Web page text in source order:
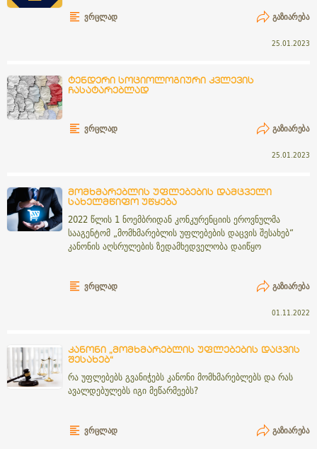
ᲕᲠᲪᲚᲐᲓ ᲒᲐᲖᲘᲐᲠᲔᲑᲐ
25.01.2023
ტენდერი სოციოლოგიური კვლევის
ჩასატარებლად
ᲕᲠᲪᲚᲐᲓ ᲒᲐᲖᲘᲐᲠᲔᲑᲐ
25.01.2023
მომხმარებლის უფლებების დამცველი
სახელმწიფო უწყება
2022 წლის 1 ნოემბრიდან კონკურენციის ეროვნულმა
სააგენტომ „მომხმარებლის უფლებების დაცვის შესახებ“
კანონის აღსრულების ზედამხედველობა დაიწყო
ᲕᲠᲪᲚᲐᲓ ᲒᲐᲖᲘᲐᲠᲔᲑᲐ
01.11.2022
კანონი „მომხმარებლის უფლებების დაცვის
შესახებ“
რა უფლებებს გვანიჭებს კანონი მომხმარებლებს და რას
ავალდებულებს იგი მეწარმეებს?
ᲕᲠᲪᲚᲐᲓ ᲒᲐᲖᲘᲐᲠᲔᲑᲐ